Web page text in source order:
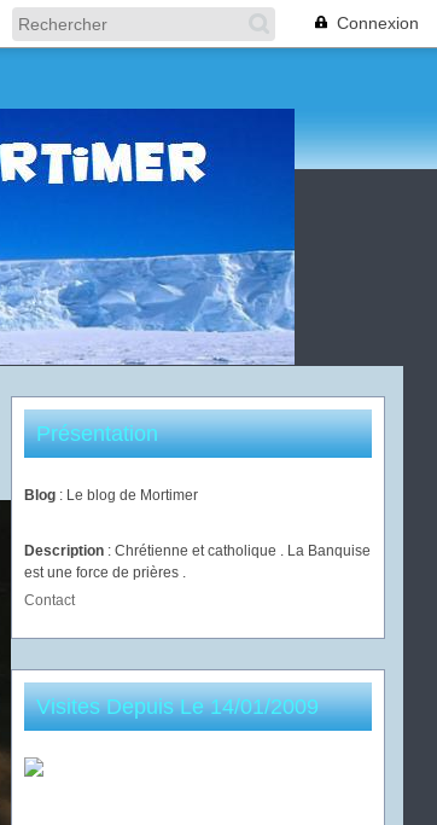
Connexion
Présentation
Blog : Le blog de Mortimer
Description : Chrétienne et catholique . La Banquise
est une force de prières .
Contact
Visites Depuis Le 14/01/2009